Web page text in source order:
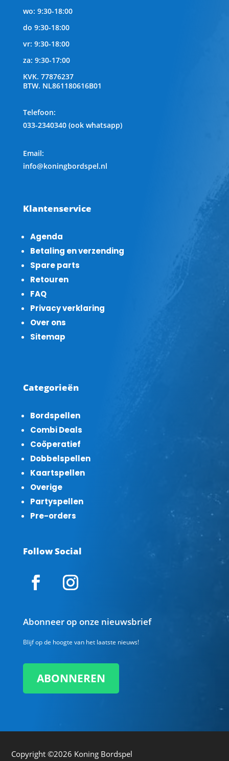
wo: 9:30-18:00
do 9:30-18:00
vr: 9:30-18:00
za: 9:30-17:00
KVK. 77876237
BTW. NL861180616B01
Telefoon:
033-2340340 (ook whatsapp)
Email:
info@koningbordspel.nl
Klantenservice
Agenda
Betaling en verzending
Spare parts
Retouren
FAQ
Privacy verklaring
Over ons
Sitemap
Categorieën
Bordspellen
Combi Deals
Coöperatief
Dobbelspellen
Kaartspellen
Overige
Partyspellen
Pre-orders
Follow Social
Abonneer op onze nieuwsbrief
Blijf op de hoogte van het laatste nieuws!
ABONNEREN
Copyright ©2026 Koning Bordspel